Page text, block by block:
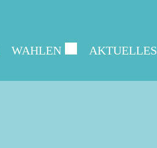
WAHLEN AKTUELLES